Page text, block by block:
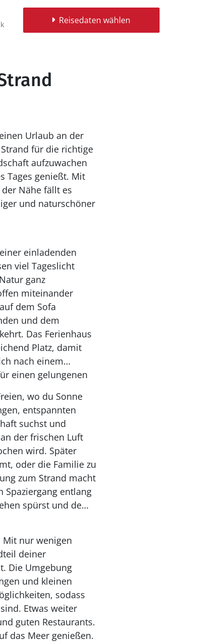
Reisedaten wählen
Urlaub an der
für die richtige
aufzuwachen
Tages genießt. Mit
Nähe fällt es
und naturschöner
einladenden
viel Tageslicht
ganz
miteinander
dem Sofa
und dem
Das Ferienhaus
Platz, damit
nach einem
einen gelungenen
wo du Sonne
entspannten
suchst und
der frischen Luft
wird. Später
oder die Familie zu
zum Strand macht
Spaziergang entlang
spürst und dem
Mit nur wenigen
deiner
Die Umgebung
und kleinen
sodass
Etwas weiter
guten Restaurants.
das Meer genießen.